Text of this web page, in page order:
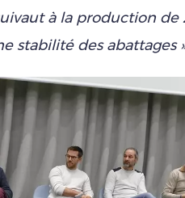
à la production de
stabilité des abattages